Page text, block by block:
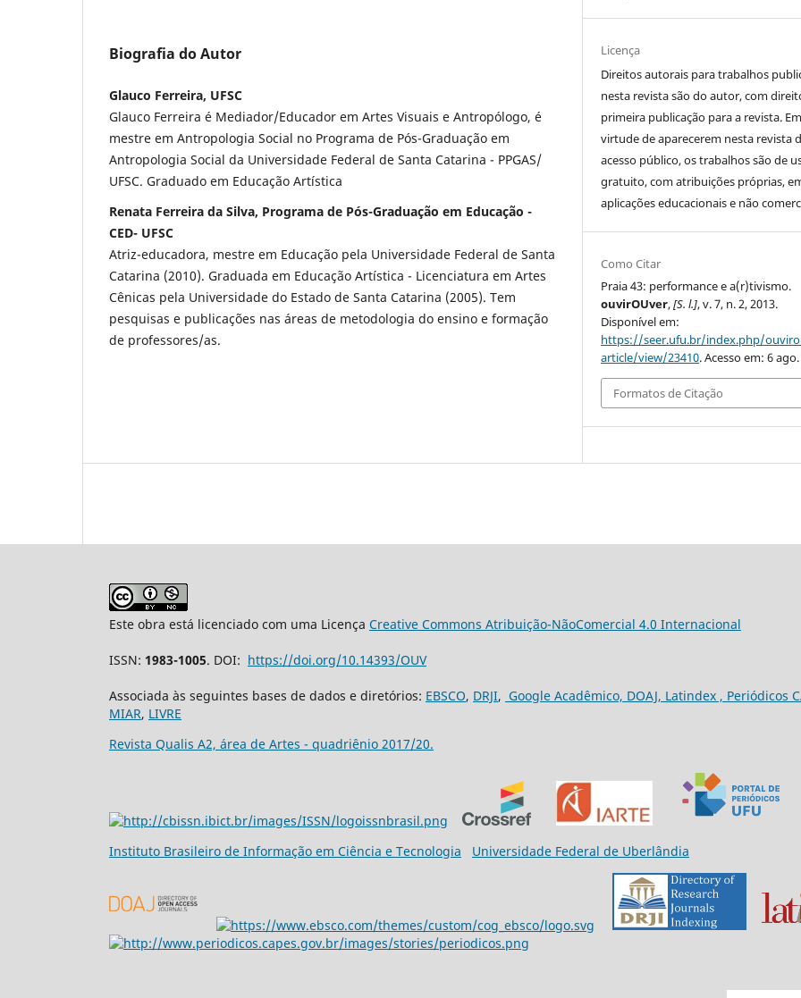
Biografia do Autor
Glauco Ferreira, UFSC
Glauco Ferreira é Mediador/Educador em Artes Visuais e Antropólogo, é
mestre em Antropologia Social no Programa de Pós-Graduação em
Antropologia Social da Universidade Federal de Santa Catarina - PPGAS/
UFSC. Graduado em Educação Artística
Renata Ferreira da Silva, Programa de Pós-Graduação em Educação -
CED- UFSC
Atriz-educadora, mestre em Educação pela Universidade Federal de Santa
Catarina (2010). Graduada em Educação Artística - Licenciatura em Artes
Cênicas pela Universidade do Estado de Santa Catarina (2005). Tem
pesquisas e publicações nas áreas de metodologia do ensino e formação
de professores/as.
Licença
Direitos autorais para trabalhos
nesta revista são do autor, com
primeira publicação para a revista. Em
virtude de aparecerem nesta revista
acesso público, os trabalhos são de
gratuito, com atribuições próprias,
aplicações educacionais e não
Como Citar
Praia 43: performance e a(r)tivismo.
ouvirOUver,[S. l.], v. 7, n. 2, 2013.
Disponível em:
https://seer.ufu.br/index.php/
article/view/23410. Acesso em: 6
Formatos de Citação
Este obra está licenciado com uma Licença Creative Commons Atribuição-NãoComercial 4.0 Internacional
ISSN: 1983-1005. DOI: https://doi.org/10.14393/OUV
Associada às seguintes bases de dados e diretórios: EBSCO, DRJI, Google Acadêmico, DOAJ, Latindex , Periódicos
MIAR, LIVRE
Revista Qualis A2, área de Artes - quadriênio 2017/20.
Instituto Brasileiro de Informação em Ciência e Tecnologia Universidade Federal de Uberlândia